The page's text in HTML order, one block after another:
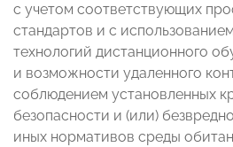
с учетом соответствующих
стандартов и с
технологий дистанционного
и возможности удаленного
соблюдением установленных
безопасности и (или)
иных нормативов среды